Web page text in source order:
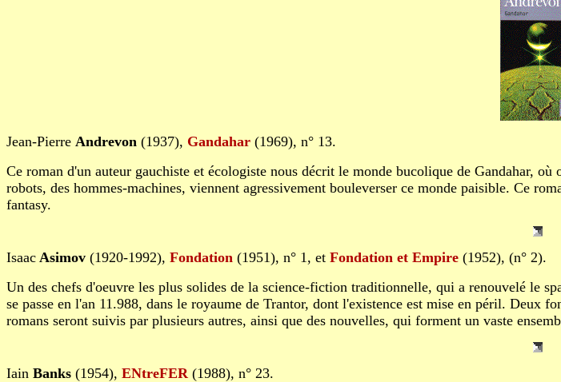
Jean-Pierre Andrevon (1937), Gandahar (1969), n° 13.
Ce roman d'un auteur gauchiste et écologiste nous décrit le monde bucolique de Gandahar,
robots, des hommes-machines, viennent agressivement bouleverser ce monde paisible. Ce
fantasy.
Isaac Asimov (1920-1992), Fondation (1951), n° 1, et Fondation et Empire (1952), (n° 2).
Un des chefs d'oeuvre les plus solides de la science-fiction traditionnelle, qui a renouvelé le
se passe en l'an 11.988, dans le royaume de Trantor, dont l'existence est mise en péril.
romans seront suivis par plusieurs autres, ainsi que des nouvelles, qui forment un vaste
Iain Banks (1954), ENtreFER(1988), n° 23.